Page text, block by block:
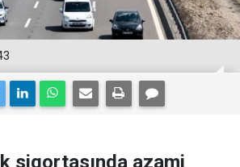
sigortasında azami